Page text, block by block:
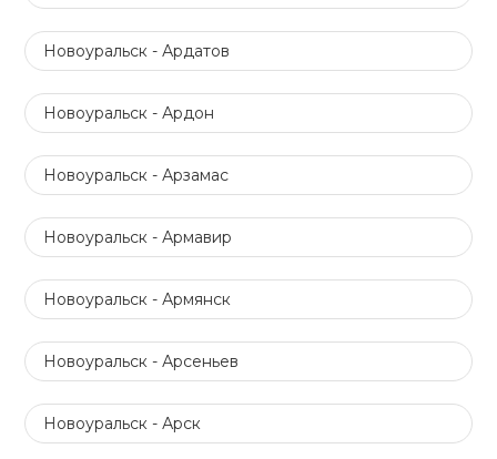
Новоуральск - Ардатов
Новоуральск - Ардон
Новоуральск - Арзамас
Новоуральск - Армавир
Новоуральск - Армянск
Новоуральск - Арсеньев
Новоуральск - Арск